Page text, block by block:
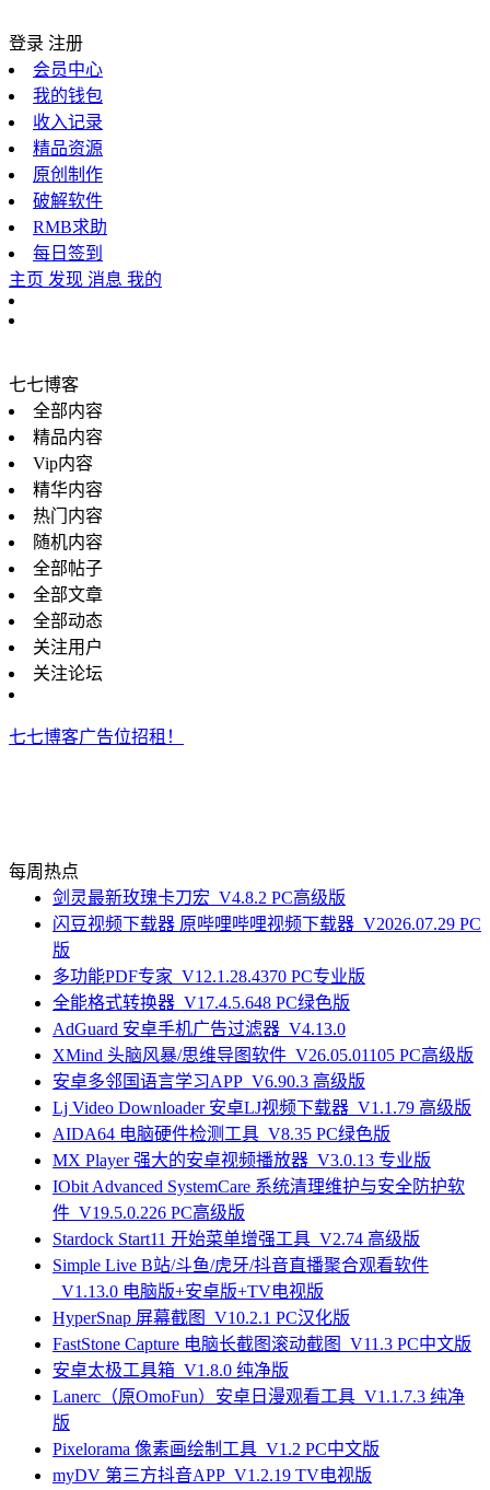
登录 注册
会员中心
我的钱包
收入记录
精品资源
原创制作
破解软件
RMB求助
每日签到
主页 发现 消息 我的
七七博客
全部内容
精品内容
Vip内容
精华内容
热门内容
随机内容
全部帖子
全部文章
全部动态
关注用户
关注论坛
七七博客广告位招租！
每周热点
剑灵最新玫瑰卡刀宏_V4.8.2 PC高级版
闪豆视频下载器 原哔哩哔哩视频下载器_V2026.07.29 PC
版
多功能PDF专家_V12.1.28.4370 PC专业版
全能格式转换器_V17.4.5.648 PC绿色版
AdGuard 安卓手机广告过滤器_V4.13.0
XMind 头脑风暴/思维导图软件_V26.05.01105 PC高级版
安卓多邻国语言学习APP_V6.90.3 高级版
Lj Video Downloader 安卓LJ视频下载器_V1.1.79 高级版
AIDA64 电脑硬件检测工具_V8.35 PC绿色版
MX Player 强大的安卓视频播放器_V3.0.13 专业版
IObit Advanced SystemCare 系统清理维护与安全防护软
件_V19.5.0.226 PC高级版
Stardock Start11 开始菜单增强工具_V2.74 高级版
Simple Live B站/斗鱼/虎牙/抖音直播聚合观看软件
_V1.13.0 电脑版+安卓版+TV电视版
HyperSnap 屏幕截图_V10.2.1 PC汉化版
FastStone Capture 电脑长截图滚动截图_V11.3 PC中文版
安卓太极工具箱_V1.8.0 纯净版
Lanerc（原OmoFun）安卓日漫观看工具_V1.1.7.3 纯净
版
Pixelorama 像素画绘制工具_V1.2 PC中文版
myDV 第三方抖音APP_V1.2.19 TV电视版